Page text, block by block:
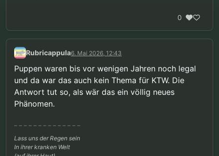
0
Rubricappula6. Mai 2026, 12:43
Puppen waren bis vor wenigen Jahren noch legal
und da war das auch kein Thema für KTW. Die
Antwort tut so, als wär das ein völlig neues
Phänomen.
Lass uns der Regen sein
In ihrer kranken Welt